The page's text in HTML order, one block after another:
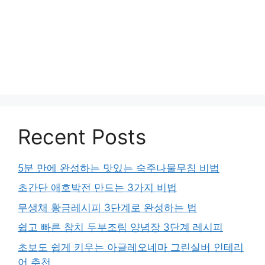
Recent Posts
5분 만에 완성하는 맛있는 숙주나물무침 비법
초간단 애호박전 만드는 3가지 비법
무생채 황금레시피 3단계로 완성하는 법
쉽고 빠른 참치 두부조림 양념장 3단계 레시피
초보도 쉽게 키우는 아글레오네마 그린실버 인테리
어 추천